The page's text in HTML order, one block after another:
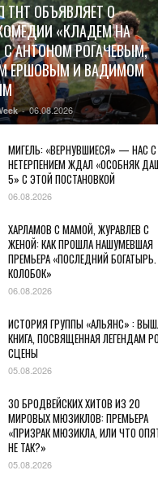
ТНТ ОБЪЯВЛЯЕТ О
«КЛАДЕМ НА
С АНТОНОМ РОГАЧЕВЫМ,
ЕРШОВЫМ И ВАДИМОМ
- 06.08.2026
МИГЕЛЬ: «ВЕРНУВШИЕСЯ» — НАС С
НЕТЕРПЕНИЕМ ЖДАЛ «ОСОБНЯК
5» С ЭТОЙ ПОСТАНОВКОЙ
06.08.2026
ХАРЛАМОВ С МАМОЙ, ЖУРАВЛЕВ С
ЖЕНОЙ: КАК ПРОШЛА НАШУМЕВШАЯ
ПРЕМЬЕРА «ПОСЛЕДНИЙ БОГАТЫРЬ.
КОЛОБОК»
06.08.2026
ИСТОРИЯ ГРУППЫ «АЛЬЯНС» :
КНИГА, ПОСВЯЩЕННАЯ ЛЕГЕНДАМ
СЦЕНЫ
05.08.2026
30 БРОДВЕЙСКИХ ХИТОВ ИЗ 20
МИРОВЫХ МЮЗИКЛОВ: ПРЕМЬЕРА
«ПРИЗРАК МЮЗИКЛА, ИЛИ ЧТО
НЕ ТАК?»
05.08.2026